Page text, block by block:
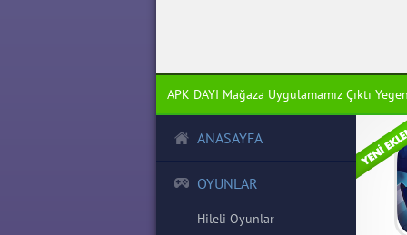
APK DAYI Mağaza Uygulamamız Çıktı
ANASAYFA
OYUNLAR
Hileli Oyunlar
Hileli